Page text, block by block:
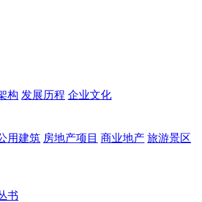
构 发展历程 企业文化
用建筑 房地产项目 商业地产 旅游景区
书